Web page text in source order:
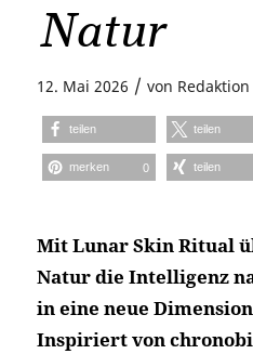
Natur
12. Mai 2026 / von Redaktion
teilen teilen
merken 0 teilen
Mit Lunar Skin Ritual
Natur die Intelligenz
in eine neue
Inspiriert von